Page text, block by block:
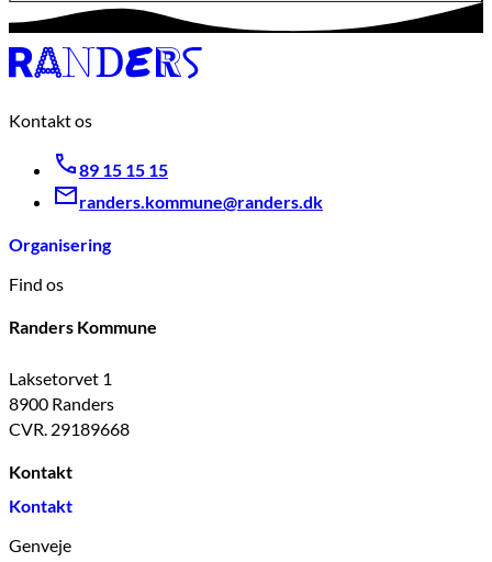
Kontakt os
89 15 15 15
randers.kommune@randers.dk
Organisering
Find os
Randers Kommune
Laksetorvet 1
8900 Randers
CVR. 29189668
Kontakt
Kontakt
Genveje